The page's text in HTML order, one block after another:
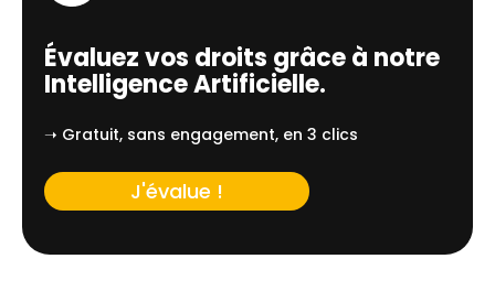
Évaluez vos droits grâce à notre
Intelligence Artificielle.
➝ Gratuit, sans engagement, en 3 clics
J'évalue !